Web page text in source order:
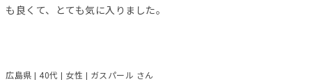
も良くて、とても気に入りました。
広島県 | 40代 | 女性 | ガスパール さん